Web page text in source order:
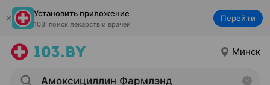
Установить приложение
103: поиск лекарств и врачей
Перейти
Минск